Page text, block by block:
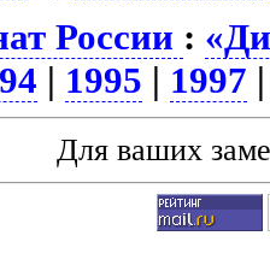
России :
| 1995 | 1997
Для ваших